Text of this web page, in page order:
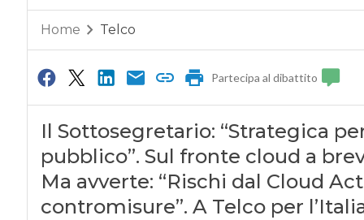
Home Telco
Partecipa al dibattito
Il Sottosegretario: “Strategica
pubblico”. Sul fronte cloud a
Ma avverte: “Rischi dal Cloud
contromisure”. A Telco per